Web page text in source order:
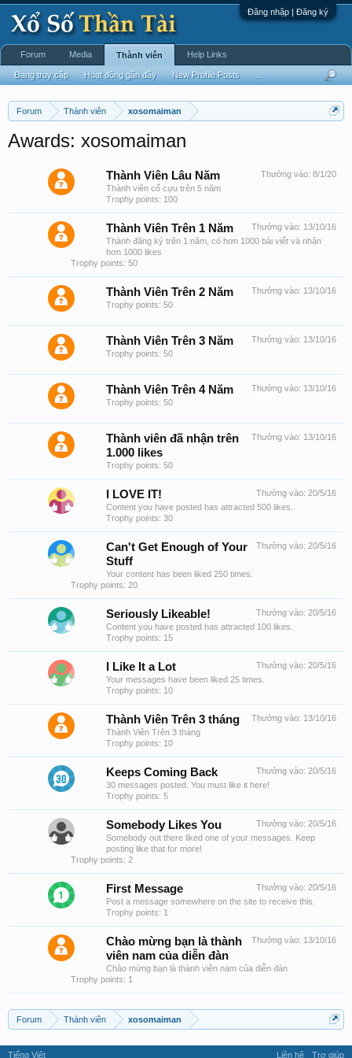
Đăng nhập | Đăng ký
Forum Thành viên xosomaiman
Awards: xosomaiman
Thưởng vào: 8/1/20
Thành Viên Lâu Năm
Thành viên cổ cựu trên 5 năm
Trophy points: 100
Thưởng vào: 13/10/16
Thành Viên Trên 1 Năm
Thành đăng ký trên 1 năm, có hơn 1000 bài viết và nhận
hơn 1000 likes
Trophy points: 50
Thưởng vào: 13/10/16
Thành Viên Trên 2 Năm
Trophy points: 50
Thưởng vào: 13/10/16
Thành Viên Trên 3 Năm
Trophy points: 50
Thưởng vào: 13/10/16
Thành Viên Trên 4 Năm
Trophy points: 50
Thưởng vào: 13/10/16
Thành viên đã nhận trên
1.000 likes
Trophy points: 50
Thưởng vào: 20/5/16
I LOVE IT!
Content you have posted has attracted 500 likes.
Trophy points: 30
Thưởng vào: 20/5/16
Can't Get Enough of Your
Stuff
Your content has been liked 250 times.
Trophy points: 20
Thưởng vào: 20/5/16
Seriously Likeable!
Content you have posted has attracted 100 likes.
Trophy points: 15
Thưởng vào: 20/5/16
I Like It a Lot
Your messages have been liked 25 times.
Trophy points: 10
Thưởng vào: 13/10/16
Thành Viên Trên 3 tháng
Thành Viên Trên 3 tháng
Trophy points: 10
Thưởng vào: 20/5/16
Keeps Coming Back
30 messages posted. You must like it here!
Trophy points: 5
Thưởng vào: 20/5/16
Somebody Likes You
Somebody out there liked one of your messages. Keep
posting like that for more!
Trophy points: 2
Thưởng vào: 20/5/16
First Message
Post a message somewhere on the site to receive this.
Trophy points: 1
Thưởng vào: 13/10/16
Chào mừng bạn là thành
viên nam của diễn đàn
Chào mừng bạn là thành viên nam của diễn đàn
Trophy points: 1
Forum Thành viên xosomaiman
Forum Media Thành viên
Đang truy cập Hoạt động gần đây New Profile Posts
Help Links
Tiếng Việt Liên hệ Trợ giúp